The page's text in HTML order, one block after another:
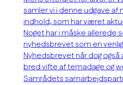
samler vi i denne udgave
indhold, som har været
Noget har i måske allerede
nyhedsbrevet som en
Nyhedsbrevet når dog
bred vifte af temadage og
Samrådets